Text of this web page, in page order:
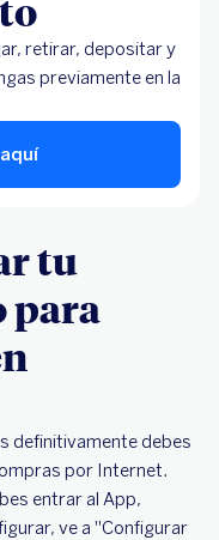
retirar, depositar y
previamente en la
tu
para
definitivamente debes
por Internet.
entrar al App,
ve a "Configurar